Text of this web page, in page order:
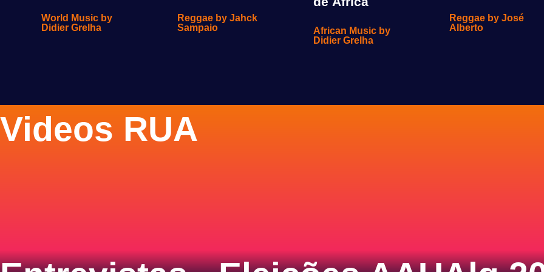
World Music by
Didier Grelha
Reggae by Jahck
Sampaio
African Music by
Didier Grelha
Reggae by José
Alberto
Videos RUA